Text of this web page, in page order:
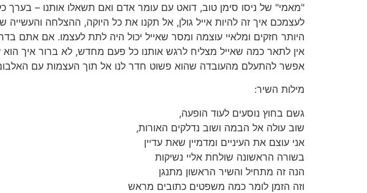
"מאמי" של ניסו סימן טוב, דואט עם עומר אדם ואם תשאלו אותנו –
לעצמכם איך זה להיות אייל גולן, אל תקנו את כל היוקה, ההצלחה
היותר חזקים ומלאיי עוצמה ומסר שאייל יכול היה לתת לעצמו. אם אתם
אין לתאר כמה שאייל מצליח לרגש אותנו כל פעם מחדש, לא ברור איך
אפשר להתעלם מהעובדה שהוא פשוט חדר לנו אל תוך העצמות עם
מילות השיר:
גשם בחוץ נוסעים לעוד הופעה,
שוב עולה אל הבמה ושוב נדלקים האורות,
אני עוצם את העיניים ומדמיין שאת עדיין
בשורה הראשונה שולחת אליי נשיקות
הנה זה מתחיל והשיר הראשון מתנגן
וזה הזמן לומר כמה משפטים כתובים מראש